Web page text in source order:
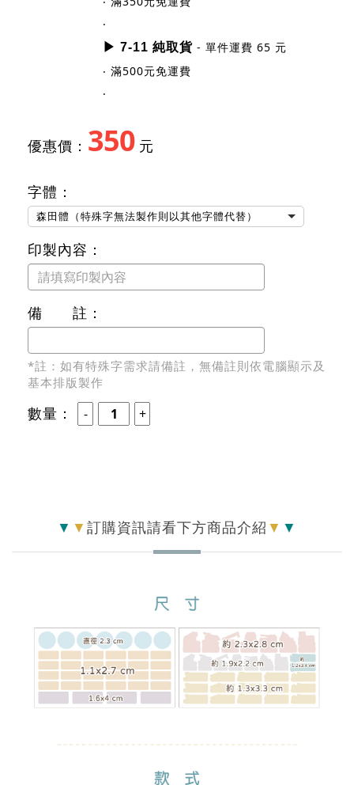
‧
▶ 7-11 純取貨 - 單件運費 65 元
‧ 滿500元免運費
‧
優惠價： 350 元
字體：
森田體（特殊字無法製作則以其他字體代替）
印製內容：
備 註：
*註：如有特殊字需求請備註，無備註則依電腦顯示及
基本排版製作
數量：
▼ ▼ 訂購資訊請看下方商品介紹 ▼ ▼